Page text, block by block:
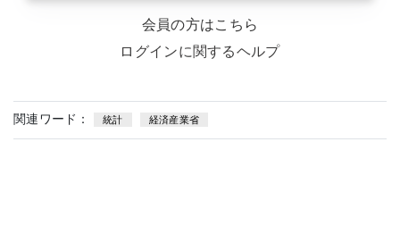
会員の方はこちら
ログインに関するヘルプ
関連ワード： 統計 経済産業省